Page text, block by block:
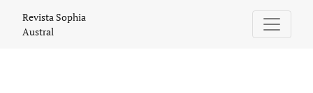
Ciudad educadora: didáctica del patrimonio cultural de
Revista Sophia
Austral